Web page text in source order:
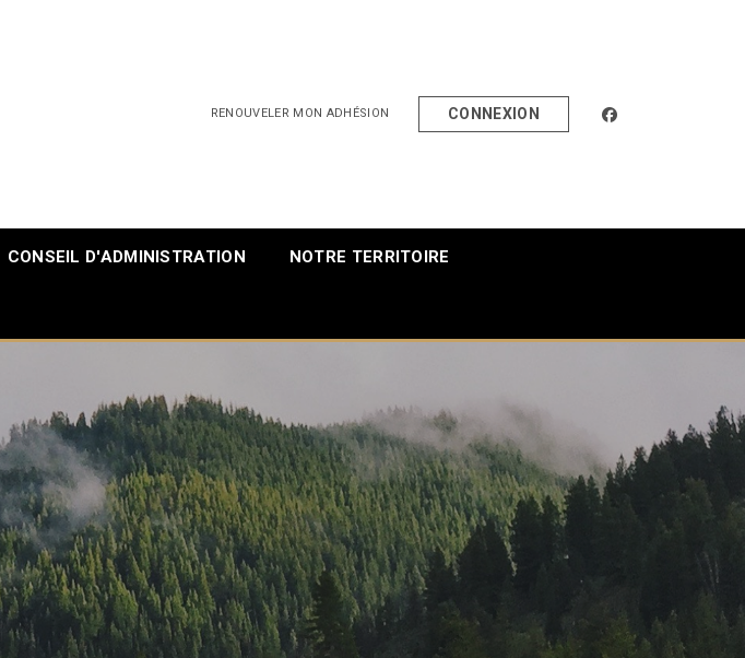
RENOUVELER MON ADHÉSION CONNEXION facebook
CONSEIL D'ADMINISTRATION NOTRE TERRITOIRE